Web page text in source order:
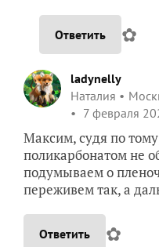
Ответить ✿
ladynelly
Наталия
7 февраля
Максим, судя по
поликарбонатом не
подумываем о
переживем так, а
Ответить ✿